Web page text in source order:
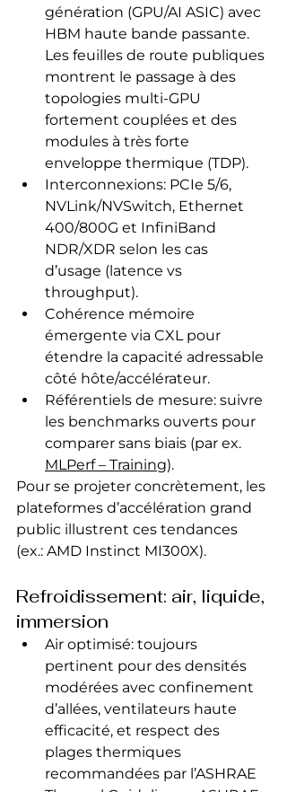
génération (GPU/AI ASIC) avec
HBM haute bande passante.
Les feuilles de route publiques
montrent le passage à des
topologies multi-GPU
fortement couplées et des
modules à très forte
enveloppe thermique (TDP).
Interconnexions: PCIe 5/6,
NVLink/NVSwitch, Ethernet
400/800G et InfiniBand
NDR/XDR selon les cas
d’usage (latence vs
throughput).
Cohérence mémoire
émergente via CXL pour
étendre la capacité adressable
côté hôte/accélérateur.
Référentiels de mesure: suivre
les benchmarks ouverts pour
comparer sans biais (par ex.
MLPerf – Training).
Pour se projeter concrètement, les
plateformes d’accélération grand
public illustrent ces tendances
(ex.: AMD Instinct MI300X).
Refroidissement: air, liquide,
immersion
Air optimisé: toujours
pertinent pour des densités
modérées avec confinement
d’allées, ventilateurs haute
efficacité, et respect des
plages thermiques
recommandées par l’ASHRAE